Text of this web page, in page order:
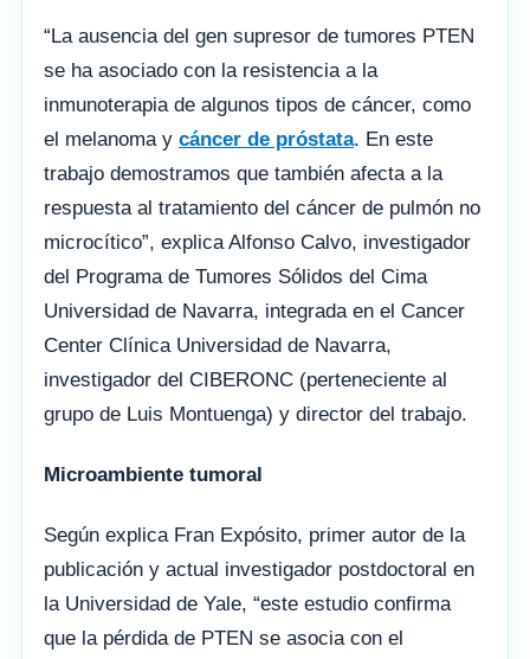
“La ausencia del gen supresor de tumores PTEN
se ha asociado con la resistencia a la
inmunoterapia de algunos tipos de cáncer, como
el melanoma y cáncer de próstata. En este
trabajo demostramos que también afecta a la
respuesta al tratamiento del cáncer de pulmón no
microcítico”, explica Alfonso Calvo, investigador
del Programa de Tumores Sólidos del Cima
Universidad de Navarra, integrada en el Cancer
Center Clínica Universidad de Navarra,
investigador del CIBERONC (perteneciente al
grupo de Luis Montuenga) y director del trabajo.
Microambiente tumoral
Según explica Fran Expósito, primer autor de la
publicación y actual investigador postdoctoral en
la Universidad de Yale, “este estudio confirma
que la pérdida de PTEN se asocia con el